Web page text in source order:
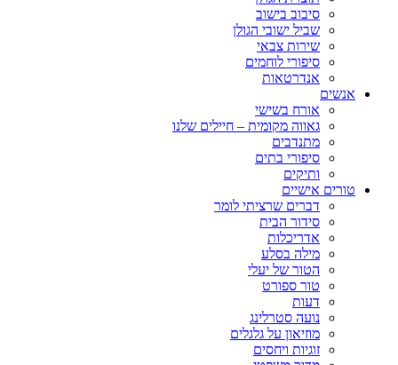
סיבוב בישוב
שביל ישובי הגולן
שירות צבאי
סיפורי לוחמים
אנדרטאות
אנשים
אורח בשישי
גאווה מקומית – חיילים שלנו
מתנדבים
סיפורי בתים
ותיקים
טורים אישיים
דברים שרציתי לומר
סידור הבית
אדריכלות
מילה בסלע
הטור של יעלי
טור ספורט
דעות
נועה סטרלינג
מוזיאון על גלגלים
זוגיות ויחסים